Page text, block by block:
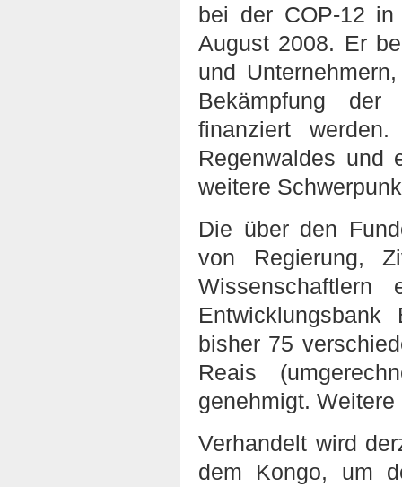
bei der COP-12
August 2008. Er
und
Bekämpfung der
finanziert
Regenwaldes und
weitere
Die über den
von Regierung,
bisher 75
Reais
genehmigt.
Verhandelt wird
dem Kongo, um